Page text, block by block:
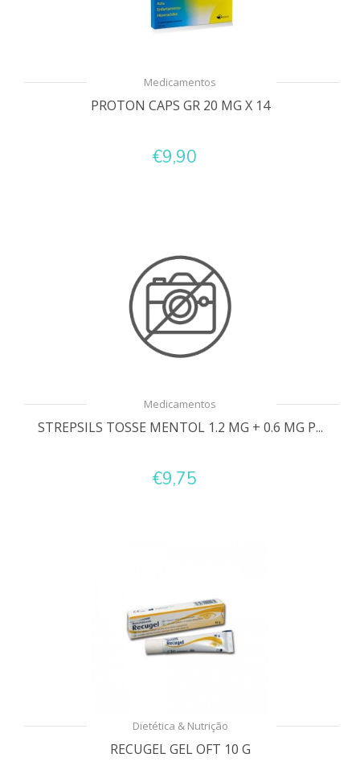
Medicamentos
PROTON CAPS GR 20 MG X 14
€9,90
Medicamentos
STREPSILS TOSSE MENTOL 1.2 MG + 0.6 MG P...
€9,75
Dietética & Nutrição
RECUGEL GEL OFT 10 G